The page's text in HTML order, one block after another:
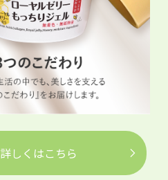
詳しくはこちら